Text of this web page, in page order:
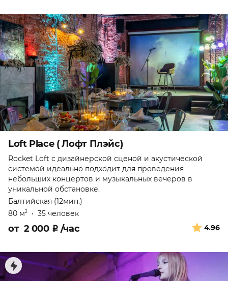
Loft Place ( Лофт Плэйс)
Rocket Loft с дизайнерской сценой и акустической
системой идеально подходит для проведения
небольших концертов и музыкальных вечеров в
уникальной обстановке.
Балтийская (12мин.)
80 м2 • 35 человек
4.96
от 2 000 ₽ /час